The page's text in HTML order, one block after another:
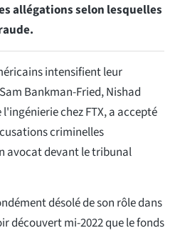
allégations selon lesquelles
intensifient leur
Bankman-Fried, Nishad
chez FTX, a accepté
criminelles
avocat devant le tribunal
désolé de son rôle dans
découvert mi-2022 que le fonds